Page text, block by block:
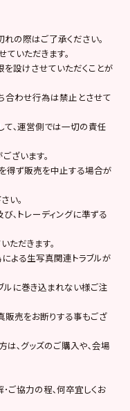
の際はご了承ください。
いただきます。
設けさせていただくことが
合わせ行為は禁止とさせて
､運営側では一切の責任
ざいます。
得ず販売を中止する場合が
い。
､トレーディングに準ずる
だきます。
よる生写真関連トラブルが
ルに巻き込まれない様ご注
売をお断りする事もござ
は､グッズのご購入や､会場
ご協力の程､何卒宜しくお